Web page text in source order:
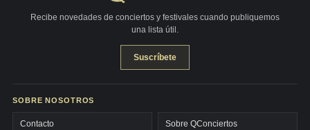
Recibe novedades de conciertos y festivales cuando publiquemos
una lista útil.
Suscríbete
SOBRE NOSOTROS
Contacto Sobre QConciertos